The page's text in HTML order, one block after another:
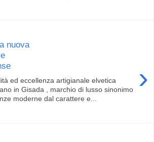
nuova
›
ed eccellenza artigianale elvetica
in Gisada , marchio di lusso sinonimo
moderne dal carattere e...